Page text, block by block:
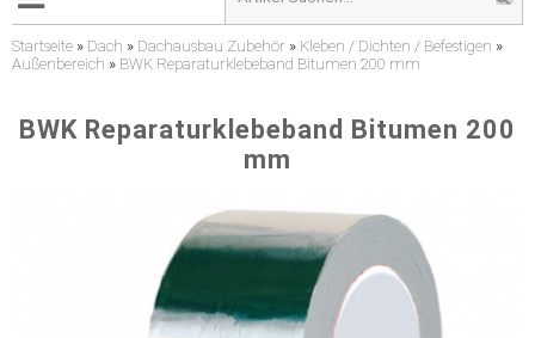
Startseite » Dach » Dachausbau Zubehör » Kleben / Dichten / Befestigen »
Außenbereich » BWK Reparaturklebeband Bitumen 200 mm
BWK Reparaturklebeband Bitumen 200
mm